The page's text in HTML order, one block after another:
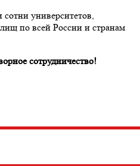
университетов,
по всей России и странам
сотрудничество!